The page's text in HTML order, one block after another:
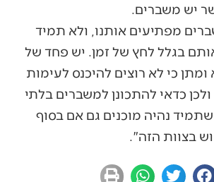
יש משברים.
מפתיעים אותנו, ולא תמיד
בגלל לחץ של זמן. יש פחד של
כי לא רוצים להיכנס לעימות
ולכן כדאי להתכונן למשברים בלתי
שתמיד נהיה מוכנים גם אם בסוף
בצוות הזה".